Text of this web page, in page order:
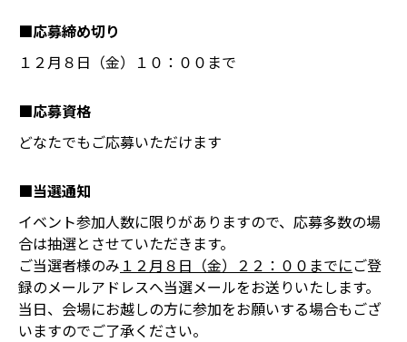
■応募締め切り
１２月８日（金）１０：００まで
■応募資格
どなたでもご応募いただけます
■当選通知
イベント参加人数に限りがありますので、応募多数の場
合は抽選とさせていただきます。
ご当選者様のみ １２月８日（金）２２：００までにご登
録のメールアドレスへ当選メールをお送りいたします。
当日、会場にお越しの方に参加をお願いする場合もござ
いますのでご了承ください。